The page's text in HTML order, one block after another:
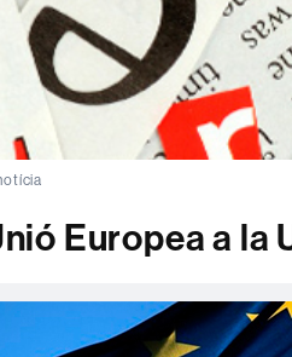
Europea a la